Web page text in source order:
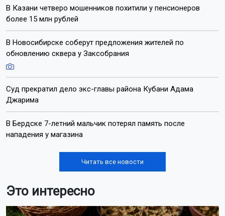
В Казани четверо мошенников похитили у пенсионеров
более 15 млн рублей
В Новосибирске соберут предложения жителей по
обновлению сквера у Заксобрания
Суд прекратил дело экс-главы района Кубани Адама
Джарима
В Бердске 7-летний мальчик потерял память после
нападения у магазина
Читать все новости
Это интересно